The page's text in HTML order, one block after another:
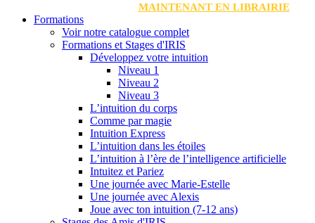
MAINTENANT EN LIBRAIRIE
Formations
Voir notre catalogue complet
Formations et Stages d'IRIS
Développez votre intuition
Niveau 1
Niveau 2
Niveau 3
L’intuition du corps
Comme par magie
Intuition Express
L’intuition dans les étoiles
L’intuition à l’ère de l’intelligence artificielle
Intuitez et Pariez
Une journée avec Marie-Estelle
Une journée avec Alexis
Joue avec ton intuition (7-12 ans)